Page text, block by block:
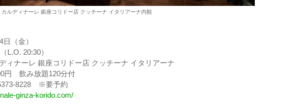
カルディナーレ 銀座コリドー店 クッチーナ イタリアーナ内観
（金）
L.O. 20:30）
ィナーレ 銀座コリドー店 クッチーナ イタリアーナ
円 飲み放題120分付
8228 ※要予約
ginza-korido.com/